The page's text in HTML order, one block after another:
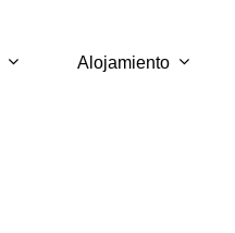
Alojamiento